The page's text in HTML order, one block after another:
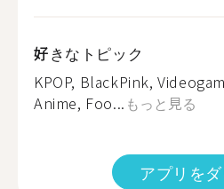
好きなトピック
KPOP, BlackPink,
Anime, Foo... もっと見る
アプリを